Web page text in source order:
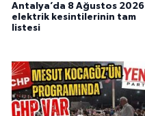
Antalya’da 8 Ağustos 2026
elektrik kesintilerinin tam
listesi